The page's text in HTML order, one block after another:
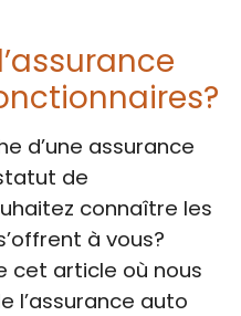
d’une assurance
de
connaître les
à vous?
cet article où nous
l’assurance auto